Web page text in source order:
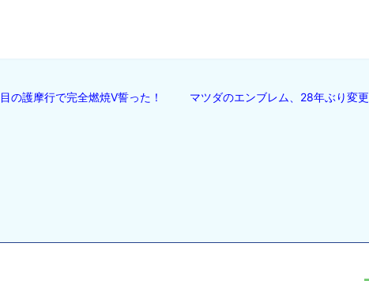
の護摩行で完全燃焼V誓った！ マツダのエンブレム、28年ぶり変更